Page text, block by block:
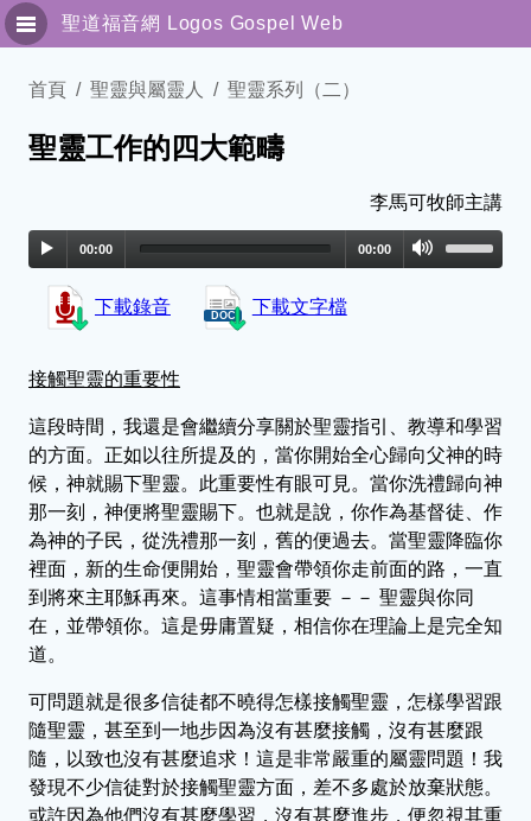
聖道福音網 Logos Gospel Web
聖靈與屬靈人
專題訊息
解經園地
獨立訊息
細說主恩
聯絡我們
简体版
首頁 聖靈與屬靈人 聖靈系列（二）
聖靈工作的四大範疇
李馬可牧師主講
00:00 00:00
下載錄音 下載文字檔
接觸聖靈的重要性
這段時間，我還是會繼續分享關於聖靈指引、教導和學習
的方面。正如以往所提及的，當你開始全心歸向父神的時
候，神就賜下聖靈。此重要性有眼可見。當你洗禮歸向神
那一刻，神便將聖靈賜下。也就是說，你作為基督徒、作
為神的子民，從洗禮那一刻，舊的便過去。當聖靈降臨你
裡面，新的生命便開始，聖靈會帶領你走前面的路，一直
到將來主耶穌再來。這事情相當重要 －－ 聖靈與你同
在，並帶領你。這是毋庸置疑，相信你在理論上是完全知
道。
可問題就是很多信徒都不曉得怎樣接觸聖靈，怎樣學習跟
隨聖靈，甚至到一地步因為沒有甚麼接觸，沒有甚麼跟
隨，以致也沒有甚麼追求！這是非常嚴重的屬靈問題！我
發現不少信徒對於接觸聖靈方面，差不多處於放棄狀態。
或許因為他們沒有甚麼學習，沒有甚麼進步，便忽視其重